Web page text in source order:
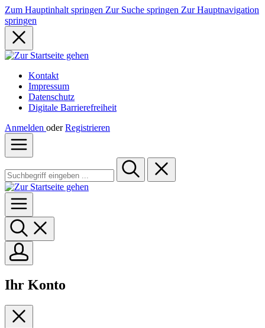
Zum Hauptinhalt springen Zur Suche springen Zur Hauptnavigation
springen
Kontakt
Impressum
Datenschutz
Digitale Barrierefreiheit
Anmelden oder Registrieren
Ihr Konto